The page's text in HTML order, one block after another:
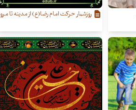
روزشمار حرکت امام رضا(ع) از مدینه تا مرو